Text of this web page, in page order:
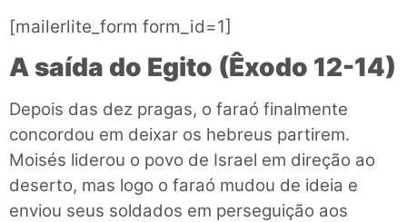
[mailerlite_form form_id=1]
A saída do Egito (Êxodo 12-14)
Depois das dez pragas, o faraó finalmente
concordou em deixar os hebreus partirem.
Moisés liderou o povo de Israel em direção ao
deserto, mas logo o faraó mudou de ideia e
enviou seus soldados em perseguição aos